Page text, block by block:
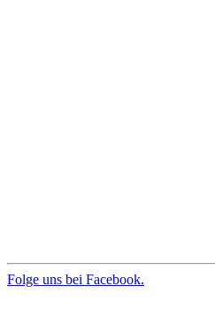
Folge uns bei Facebook.